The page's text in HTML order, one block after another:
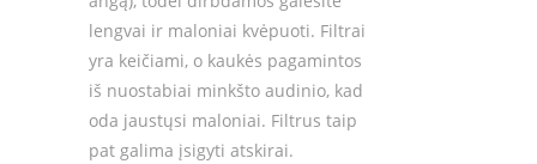
lengvai ir maloniai kvėpuoti. Filtrai
yra keičiami, o kaukės pagamintos
iš nuostabiai minkšto audinio, kad
oda jaustųsi maloniai. Filtrus taip
pat galima įsigyti atskirai.